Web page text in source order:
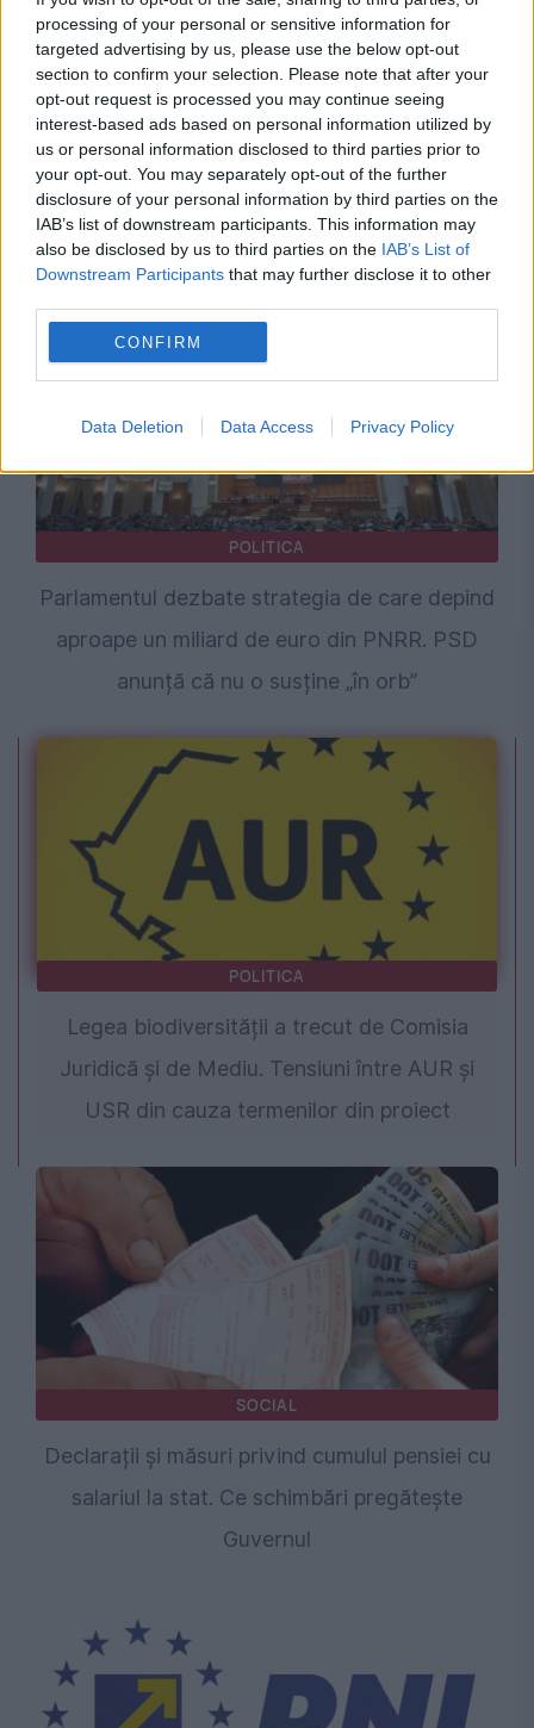
processing of your personal or sensitive information for
targeted advertising by us, please use the below opt-out
section to confirm your selection. Please note that after your
opt-out request is processed you may continue seeing
interest-based ads based on personal information utilized by
us or personal information disclosed to third parties prior to
your opt-out. You may separately opt-out of the further
disclosure of your personal information by third parties on the
IAB’s list of downstream participants. This information may
also be disclosed by us to third parties on the IAB’s List of
Downstream Participants that may further disclose it to other
CONFIRM
Data Deletion Data Access Privacy Policy
POLITICA
Se pregătesc restricții la consumul de energie.
Decizia care va fi luată, azi, de Guvern
POLITICA
Parlamentul dezbate strategia de care depind
aproape un miliard de euro din PNRR. PSD
anunță că nu o susține „în orb”
POLITICA
Legea biodiversității a trecut de Comisia
Juridică și de Mediu. Tensiuni între AUR și
USR din cauza termenilor din proiect
SOCIAL
Declarații și măsuri privind cumulul pensiei cu
salariul la stat. Ce schimbări pregătește
Guvernul